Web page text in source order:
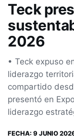
Teck
2026
• Teck expuso
liderazgo
compartido
presentó en
liderazgo
FECHA: 9 JUNIO